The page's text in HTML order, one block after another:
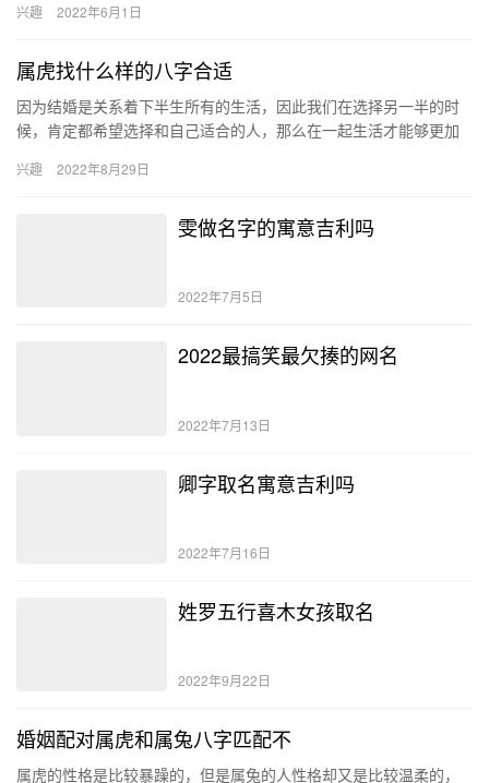
二婚的…
兴趣 2022年6月1日
属虎找什么样的八字合适
因为结婚是关系着下半生所有的生活，因此我们在选择另一半的时
候，肯定都希望选择和自己适合的人，那么在一起生活才能够更加
的未来…
兴趣 2022年8月29日
雯做名字的寓意吉利吗
2022年7月5日
2022最搞笑最欠揍的网名
2022年7月13日
卿字取名寓意吉利吗
2022年7月16日
姓罗五行喜木女孩取名
2022年9月22日
婚姻配对属虎和属兔八字匹配不
属虎的性格是比较暴躁的，但是属兔的人性格却又是比较温柔的，